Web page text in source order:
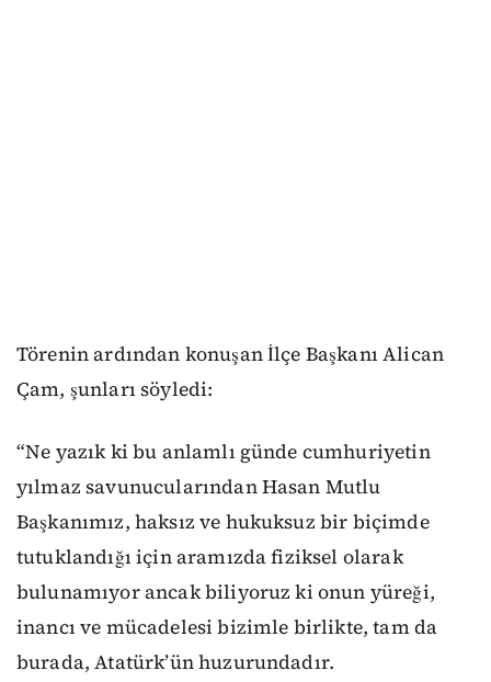
Törenin ardından konuşan İlçe Başkanı Alican
Çam, şunları söyledi:
“Ne yazık ki bu anlamlı günde cumhuriyetin
yılmaz savunucularından Hasan Mutlu
Başkanımız, haksız ve hukuksuz bir biçimde
tutuklandığı için aramızda fiziksel olarak
bulunamıyor ancak biliyoruz ki onun yüreği,
inancı ve mücadelesi bizimle birlikte, tam da
burada, Atatürk’ün huzurundadır.